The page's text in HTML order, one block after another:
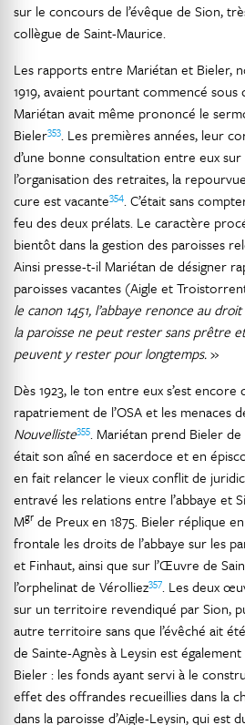
sur le concours de l’évêque de Sion,
collègue de Saint-Maurice.
Les rapports entre Mariétan et Bieler,
1919, avaient pourtant commencé sous
Mariétan avait même prononcé le
Bieler353. Les premières années, leur
d’une bonne consultation entre eux
l’organisation des retraites, la
cure est vacante354. C’était sans
feu des deux prélats. Le caractère
bientôt dans la gestion des paroisses
Ainsi presse-t-il Mariétan de désigner
paroisses vacantes (Aigle et
le canon 1451, l’abbaye renonce au
la paroisse ne peut rester sans prêtre
peuvent y rester pour longtemps.»
Dès 1923, le ton entre eux s’est
rapatriement de l’OSA et les menaces
Nouvelliste355. Mariétan prend Bieler
était son aîné en sacerdoce et en
en fait relancer le vieux conflit de
entravé les relations entre l’abbaye et
Mgr de Preux en 1875. Bieler réplique
frontale les droits de l’abbaye sur les
et Finhaut, ainsi que sur l’Œuvre de
l’orphelinat de Vérolliez357. Les deux
sur un territoire revendiqué par Sion,
autre territoire sans que l’évêché ait
de Sainte-Agnès à Leysin est
Bieler : les fonds ayant servi à le
effet des offrandes recueillies dans la
dans la paroisse d’Aigle-Leysin, qui est